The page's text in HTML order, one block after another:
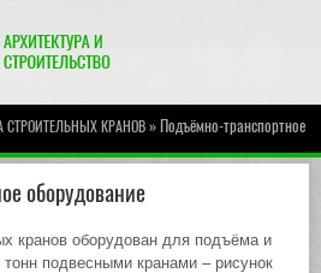
СТРОИТЕЛЬНЫХ КРАНОВ» Подъёмно-транспортное
оборудование
кранов оборудован для подъёма и
подвесными кранами – рисунок